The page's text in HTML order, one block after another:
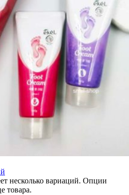
несколько вариаций. Опции
товара.